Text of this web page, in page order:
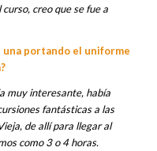
creo que se fue a
una portando el uniforme
muy interesante, había
fantásticas a las
de allí para llegar al
como 3 o 4 horas.